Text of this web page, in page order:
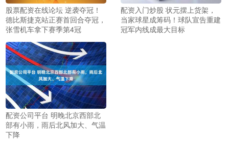
股票配资在线论坛 逆袭夺冠！
德比斯捷克站正赛首回合夺冠，
张雪机车拿下赛季第4冠
配资入门炒股 状元摆上货架，
当家球星成筹码！球队宣告重建
冠军内线成最大目标
配资公司平台 明晚北京西部北
部有小雨，雨后北风加大、气温
下降